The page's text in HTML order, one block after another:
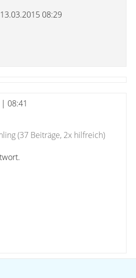
08:29
08:41
(37 Beiträge, 2x hilfreich)